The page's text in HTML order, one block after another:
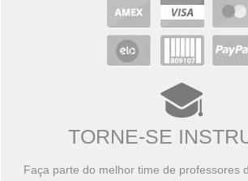
TORNE-SE
Faça parte do melhor time de professores